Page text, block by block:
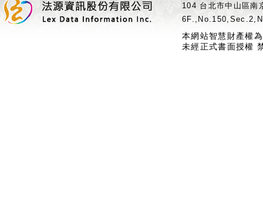
104 台北市中山區
本網站智慧財產權
未經正式書面授權